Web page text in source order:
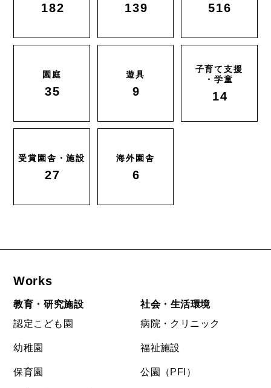
182 139 516
園庭
35
遊具
9
子育て支援
・学童
14
受賞園舎・施設
27
海外園舎
6
Works
教育・研究施設
認定こども園
幼稚園
保育園
社会・生活環境
病院・クリニック
福祉施設
公園（PFI）